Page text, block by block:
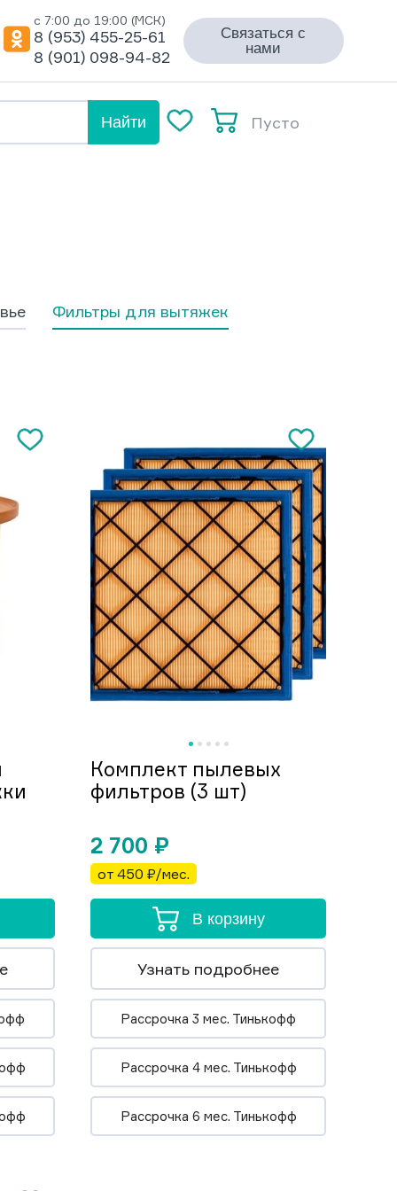
с 7:00 до 19:00 (МСК)
8 (953) 455-25-61
8 (901) 098-94-82
Связаться с
нами
Найти Пусто
Фильтры для вытяжек
Комплект пылевых
фильтров (3 шт)
2 700 ₽
от 450 ₽/мес.
В корзину
Узнать подробнее
Рассрочка 3 мес. Тинькофф
Рассрочка 4 мес. Тинькофф
Рассрочка 6 мес. Тинькофф